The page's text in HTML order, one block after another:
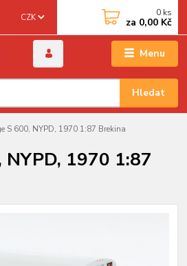
Menu
CZK
Hledat
0 ks
za 0,00 Kč
S 600, NYPD, 1970 1:87 Brekina
1970 1:87